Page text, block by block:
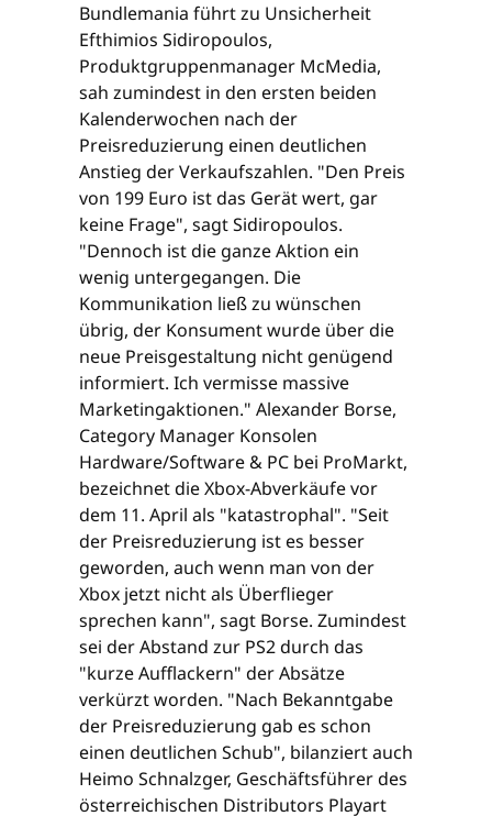
Bundlemania führt zu Unsicherheit
Efthimios Sidiropoulos,
Produktgruppenmanager McMedia,
sah zumindest in den ersten beiden
Kalenderwochen nach der
Preisreduzierung einen deutlichen
Anstieg der Verkaufszahlen. "Den Preis
von 199 Euro ist das Gerät wert, gar
keine Frage", sagt Sidiropoulos.
"Dennoch ist die ganze Aktion ein
wenig untergegangen. Die
Kommunikation ließ zu wünschen
übrig, der Konsument wurde über die
neue Preisgestaltung nicht genügend
informiert. Ich vermisse massive
Marketingaktionen." Alexander Borse,
Category Manager Konsolen
Hardware/Software & PC bei ProMarkt,
bezeichnet die Xbox-Abverkäufe vor
dem 11. April als "katastrophal". "Seit
der Preisreduzierung ist es besser
geworden, auch wenn man von der
Xbox jetzt nicht als Überflieger
sprechen kann", sagt Borse. Zumindest
sei der Abstand zur PS2 durch das
"kurze Aufflackern" der Absätze
verkürzt worden. "Nach Bekanntgabe
der Preisreduzierung gab es schon
einen deutlichen Schub", bilanziert auch
Heimo Schnalzger, Geschäftsführer des
österreichischen Distributors Playart